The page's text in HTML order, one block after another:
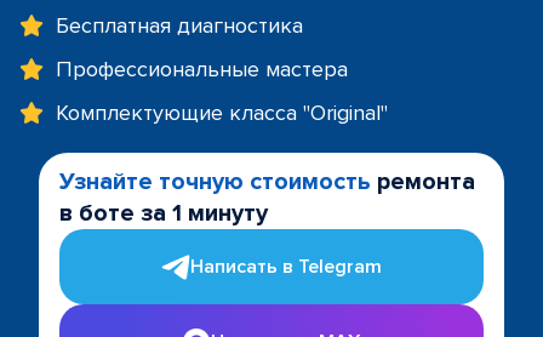
Бесплатная диагностика
Профессиональные мастера
Комплектующие класса "Original"
Узнайте точную стоимость ремонта
в боте за 1 минуту
Написать в Telegram